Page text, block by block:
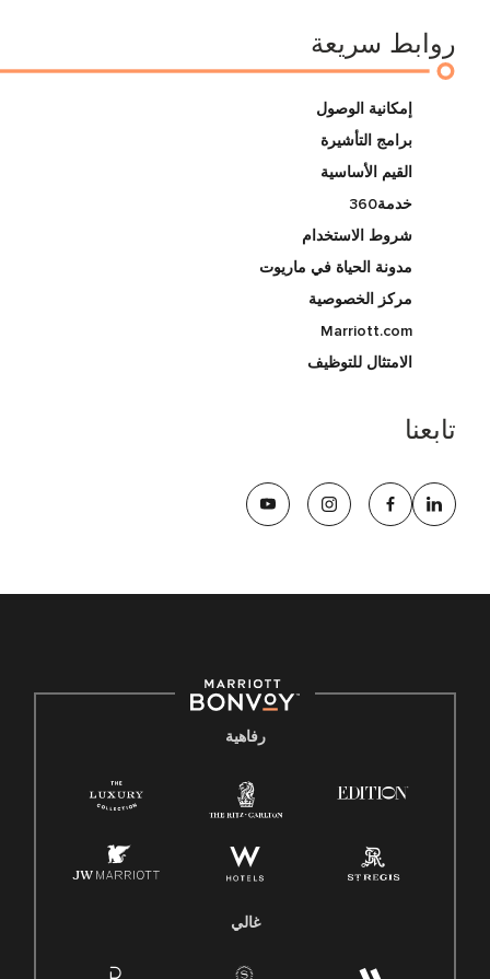
روابط سريعة
إمكانية الوصول
برامج التأشيرة
القيم الأساسية
خدمة360
شروط الاستخدام
مدونة الحياة في ماريوت
مركز الخصوصية
Marriott.com
الامتثال للتوظيف
تابعنا
رفاهية
غالي